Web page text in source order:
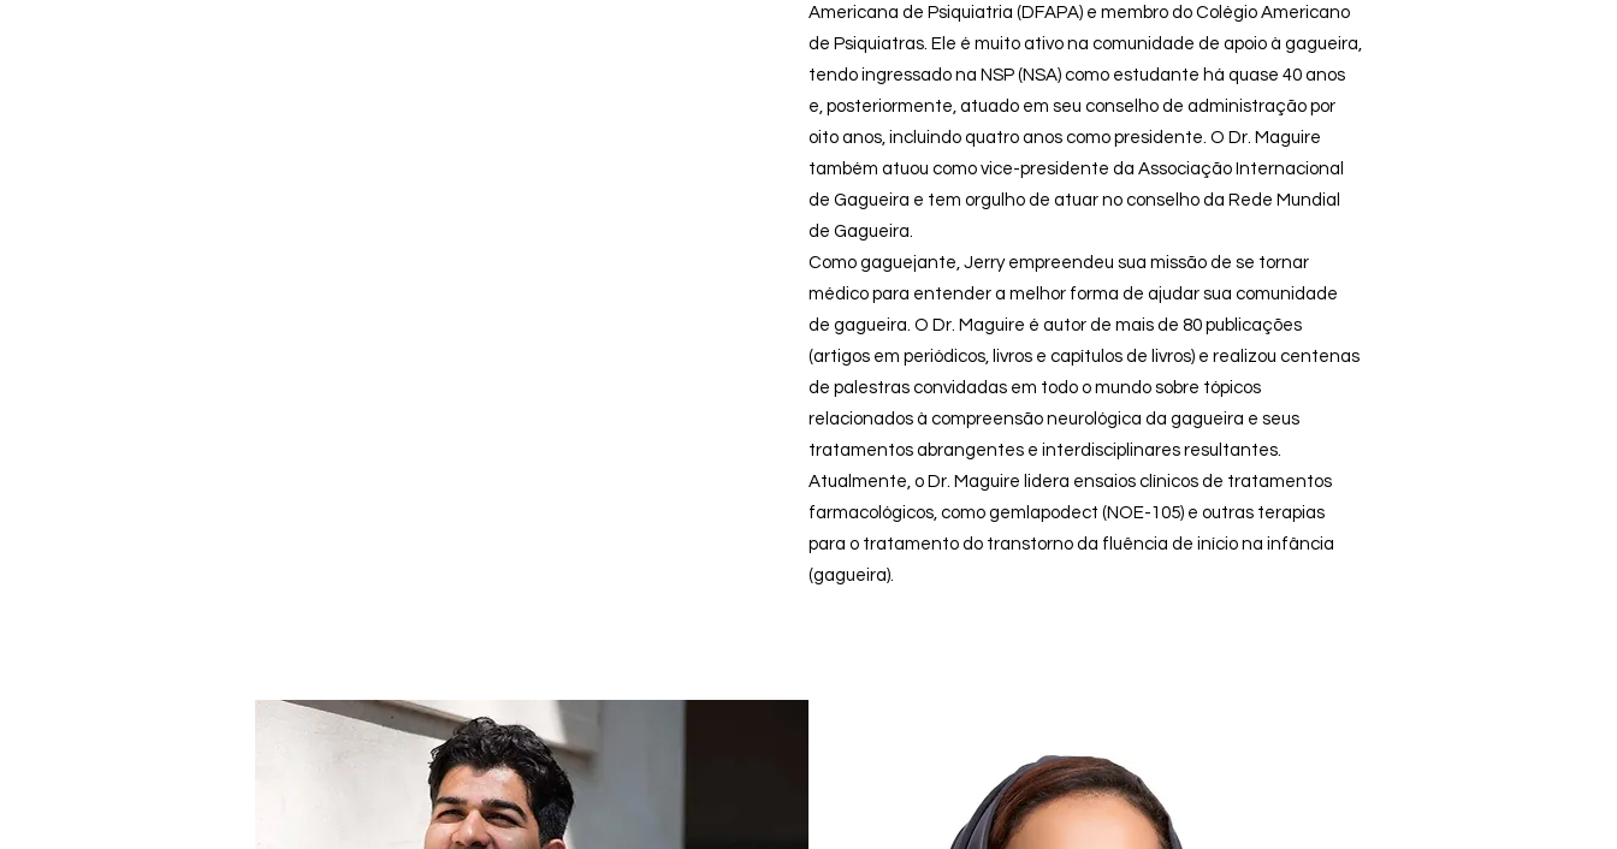
Americana de Psiquiatria (DFAPA) e membro do Colégio Americano
de Psiquiatras. Ele é muito ativo na comunidade de apoio à gagueira,
tendo ingressado na NSP (NSA) como estudante há quase 40 anos
e, posteriormente, atuado em seu conselho de administração por
oito anos, incluindo quatro anos como presidente. O Dr. Maguire
também atuou como vice-presidente da Associação Internacional
de Gagueira e tem orgulho de atuar no conselho da Rede Mundial
de Gagueira.
Como gaguejante, Jerry empreendeu sua missão de se tornar
médico para entender a melhor forma de ajudar sua comunidade
de gagueira. O Dr. Maguire é autor de mais de 80 publicações
(artigos em periódicos, livros e capítulos de livros) e realizou centenas
de palestras convidadas em todo o mundo sobre tópicos
relacionados à compreensão neurológica da gagueira e seus
tratamentos abrangentes e interdisciplinares resultantes.
Atualmente, o Dr. Maguire lidera ensaios clínicos de tratamentos
farmacológicos, como gemlapodect (NOE-105) e outras terapias
para o tratamento do transtorno da fluência de início na infância
(gagueira).